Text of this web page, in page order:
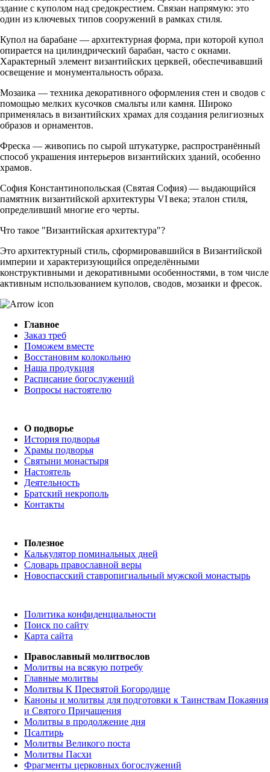
здание с куполом над средокрестием. Связан напрямую: это
один из ключевых типов сооружений в рамках стиля.
Купол на барабане — архитектурная форма, при которой купол
опирается на цилиндрический барабан, часто с окнами.
Характерный элемент византийских церквей, обеспечивавший
освещение и монументальность образа.
Мозаика — техника декоративного оформления стен и сводов с
помощью мелких кусочков смальты или камня. Широко
применялась в византийских храмах для создания религиозных
образов и орнаментов.
Фреска — живопись по сырой штукатурке, распространённый
способ украшения интерьеров византийских зданий, особенно
храмов.
София Константинопольская (Святая София) — выдающийся
памятник византийской архитектуры VI века; эталон стиля,
определивший многие его черты.
Что такое "Византийская архитектура"?
Это архитектурный стиль, сформировавшийся в Византийской
империи и характеризующийся определёнными
конструктивными и декоративными особенностями, в том числе
активным использованием куполов, сводов, мозаики и фресок.
Главное
Заказ треб
Поможем вместе
Восстановим колокольню
Наша продукция
Расписание богослужений
Вопросы настоятелю
О подворье
История подворья
Храмы подворья
Святыни монастыря
Настоятель
Деятельность
Братский некрополь
Контакты
Полезное
Калькулятор поминальных дней
Словарь православной веры
Новоспасский ставропигиальный мужской монастырь
Политика конфиденциальности
Поиск по сайту
Карта сайта
Православный молитвослов
Молитвы на всякую потребу
Главные молитвы
Молитвы К Пресвятой Богородице
Каноны и молитвы для подготовки к Таинствам Покаяния
и Святого Причащения
Молитвы в продолжение дня
Псалтирь
Молитвы Великого поста
Молитвы Пасхи
Фрагменты церковных богослужений